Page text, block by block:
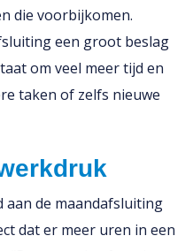
die voorbijkomen.
een groot beslag
om veel meer tijd en
taken of zelfs nieuwe
aan de maandafsluiting
dat er meer uren in een